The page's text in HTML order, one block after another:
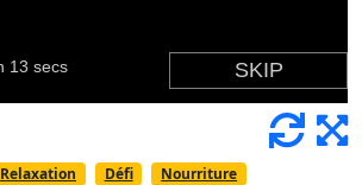
Relaxation Défi Nourriture